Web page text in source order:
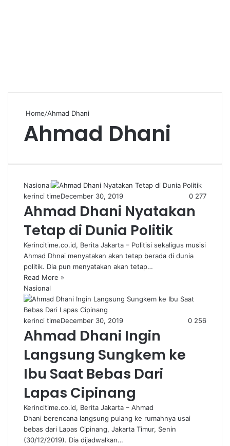
Home/Ahmad Dhani
Ahmad Dhani
Nasional
kerinci timeDecember 30, 2019 0 277
Ahmad Dhani Nyatakan
Tetap di Dunia Politik
Kerincitime.co.id, Berita Jakarta – Politisi sekaligus musisi
Ahmad Dhnai menyatakan akan tetap berada di dunia
politik. Dia pun menyatakan akan tetap…
Read More »
Nasional
kerinci timeDecember 30, 2019 0 256
Ahmad Dhani Ingin
Langsung Sungkem ke
Ibu Saat Bebas Dari
Lapas Cipinang
Kerincitime.co.id, Berita Jakarta – Ahmad
Dhani berencana langsung pulang ke rumahnya usai
bebas dari Lapas Cipinang, Jakarta Timur, Senin
(30/12/2019). Dia dijadwalkan…